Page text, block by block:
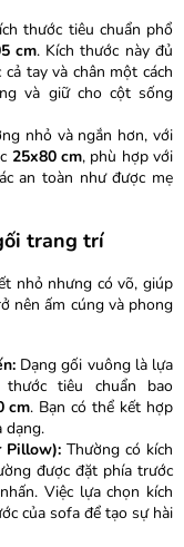
thước tiêu chuẩn phổ
cm. Kích thước này đủ
tay và chân một cách
và giữ cho cột sống
nhỏ và ngắn hơn, với
25x80 cm, phù hợp với
an toàn như được mẹ
trang trí
nhỏ nhưng có võ, giúp
nên ấm cúng và phong
Dạng gối vuông là lựa
tiêu chuẩn bao
cm. Bạn có thể kết hợp
dạng.
Pillow): Thường có kích
được đặt phía trước
Việc lựa chọn kích
của sofa để tạo sự hài